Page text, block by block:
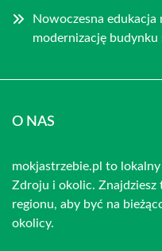
Nowoczesna edukacja
modernizację budynku
O NAS
mokjastrzebie.pl to
Zdroju i okolic. Znajdziesz
regionu, aby być na
okolicy.